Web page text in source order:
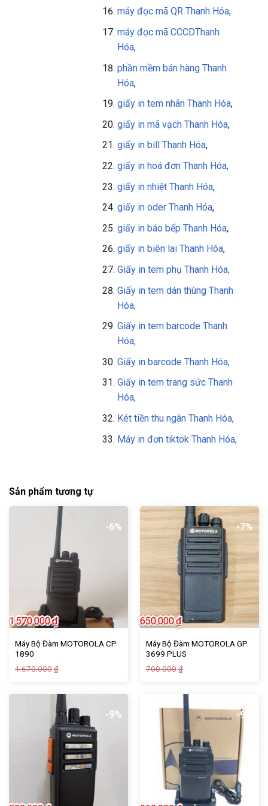
máy đọc mã QR Thanh Hóa,
máy đọc mã CCCDThanh
Hóa,
phần mềm bán hàng Thanh
Hóa,
giấy in tem nhãn Thanh Hóa,
giấy in mã vạch Thanh Hóa,
giấy in bill Thanh Hóa,
giấy in hoá đơn Thanh Hóa,
giấy in nhiệt Thanh Hóa,
giấy in oder Thanh Hóa,
giấy in báo bếp Thanh Hóa,
giấy in biên lai Thanh Hóa,
Giấy in tem phụ Thanh Hóa,
Giấy in tem dán thùng Thanh
Hóa,
Giấy in tem barcode Thanh
Hóa,
Giấy in barcode Thanh Hóa,
Giấy in tem trang sức Thanh
Hóa,
Két tiền thu ngân Thanh Hóa,
Máy in đơn tiktok Thanh Hóa,
Sản phẩm tương tự
-6%
Máy Bộ Đàm MOTOROLA CP
1890
1.670.000 ₫
1.670.000₫.
1.570.000₫
là:
1.570.000₫.
-7%
Máy Bộ Đàm MOTOROLA GP
3699 PLUS
700.000 ₫
700.000₫.
650.000₫
là:
650.000₫.
-9% -9%